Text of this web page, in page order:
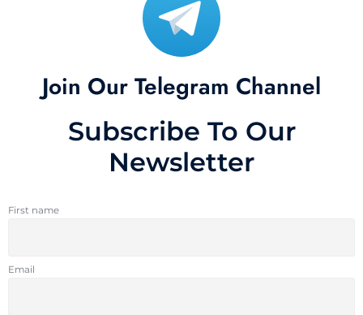
Join Our Telegram Channel
Subscribe To Our
Newsletter
First name
Email